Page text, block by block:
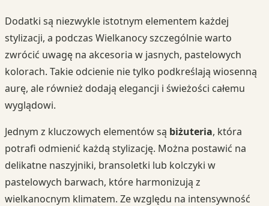
Dodatki są niezwykle istotnym elementem każdej
stylizacji, a podczas Wielkanocy szczególnie warto
zwrócić uwagę na akcesoria w jasnych, pastelowych
kolorach. Takie odcienie nie tylko podkreślają wiosenną
aurę, ale również dodają elegancji i świeżości całemu
wyglądowi.
Jednym z kluczowych elementów są biżuteria, która
potrafi odmienić każdą stylizację. Można postawić na
delikatne naszyjniki, bransoletki lub kolczyki w
pastelowych barwach, które harmonizują z
wielkanocnym klimatem. Ze względu na intensywność